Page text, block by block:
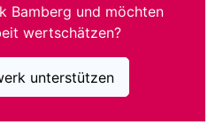
Bamberg und möchten
wertschätzen?
unterstützen